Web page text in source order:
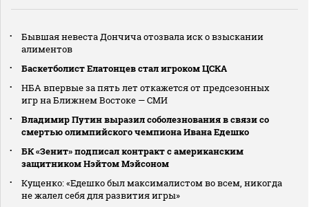
Бывшая невеста Дончича отозвала иск о взыскании
алиментов
Баскетболист Елатонцев стал игроком ЦСКА
НБА впервые за пять лет откажется от предсезонных
игр на Ближнем Востоке — СМИ
Владимир Путин выразил соболезнования в связи со
смертью олимпийского чемпиона Ивана Едешко
БК «Зенит» подписал контракт с американским
защитником Нэйтом Мэйсоном
Кущенко: «Едешко был максималистом во всем, никогда
не жалел себя для развития игры»